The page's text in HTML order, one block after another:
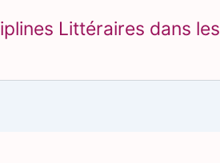
Littéraires dans les